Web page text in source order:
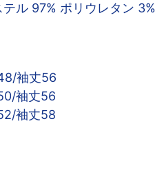
ポリウレタン 3%
袖丈56
袖丈56
袖丈58